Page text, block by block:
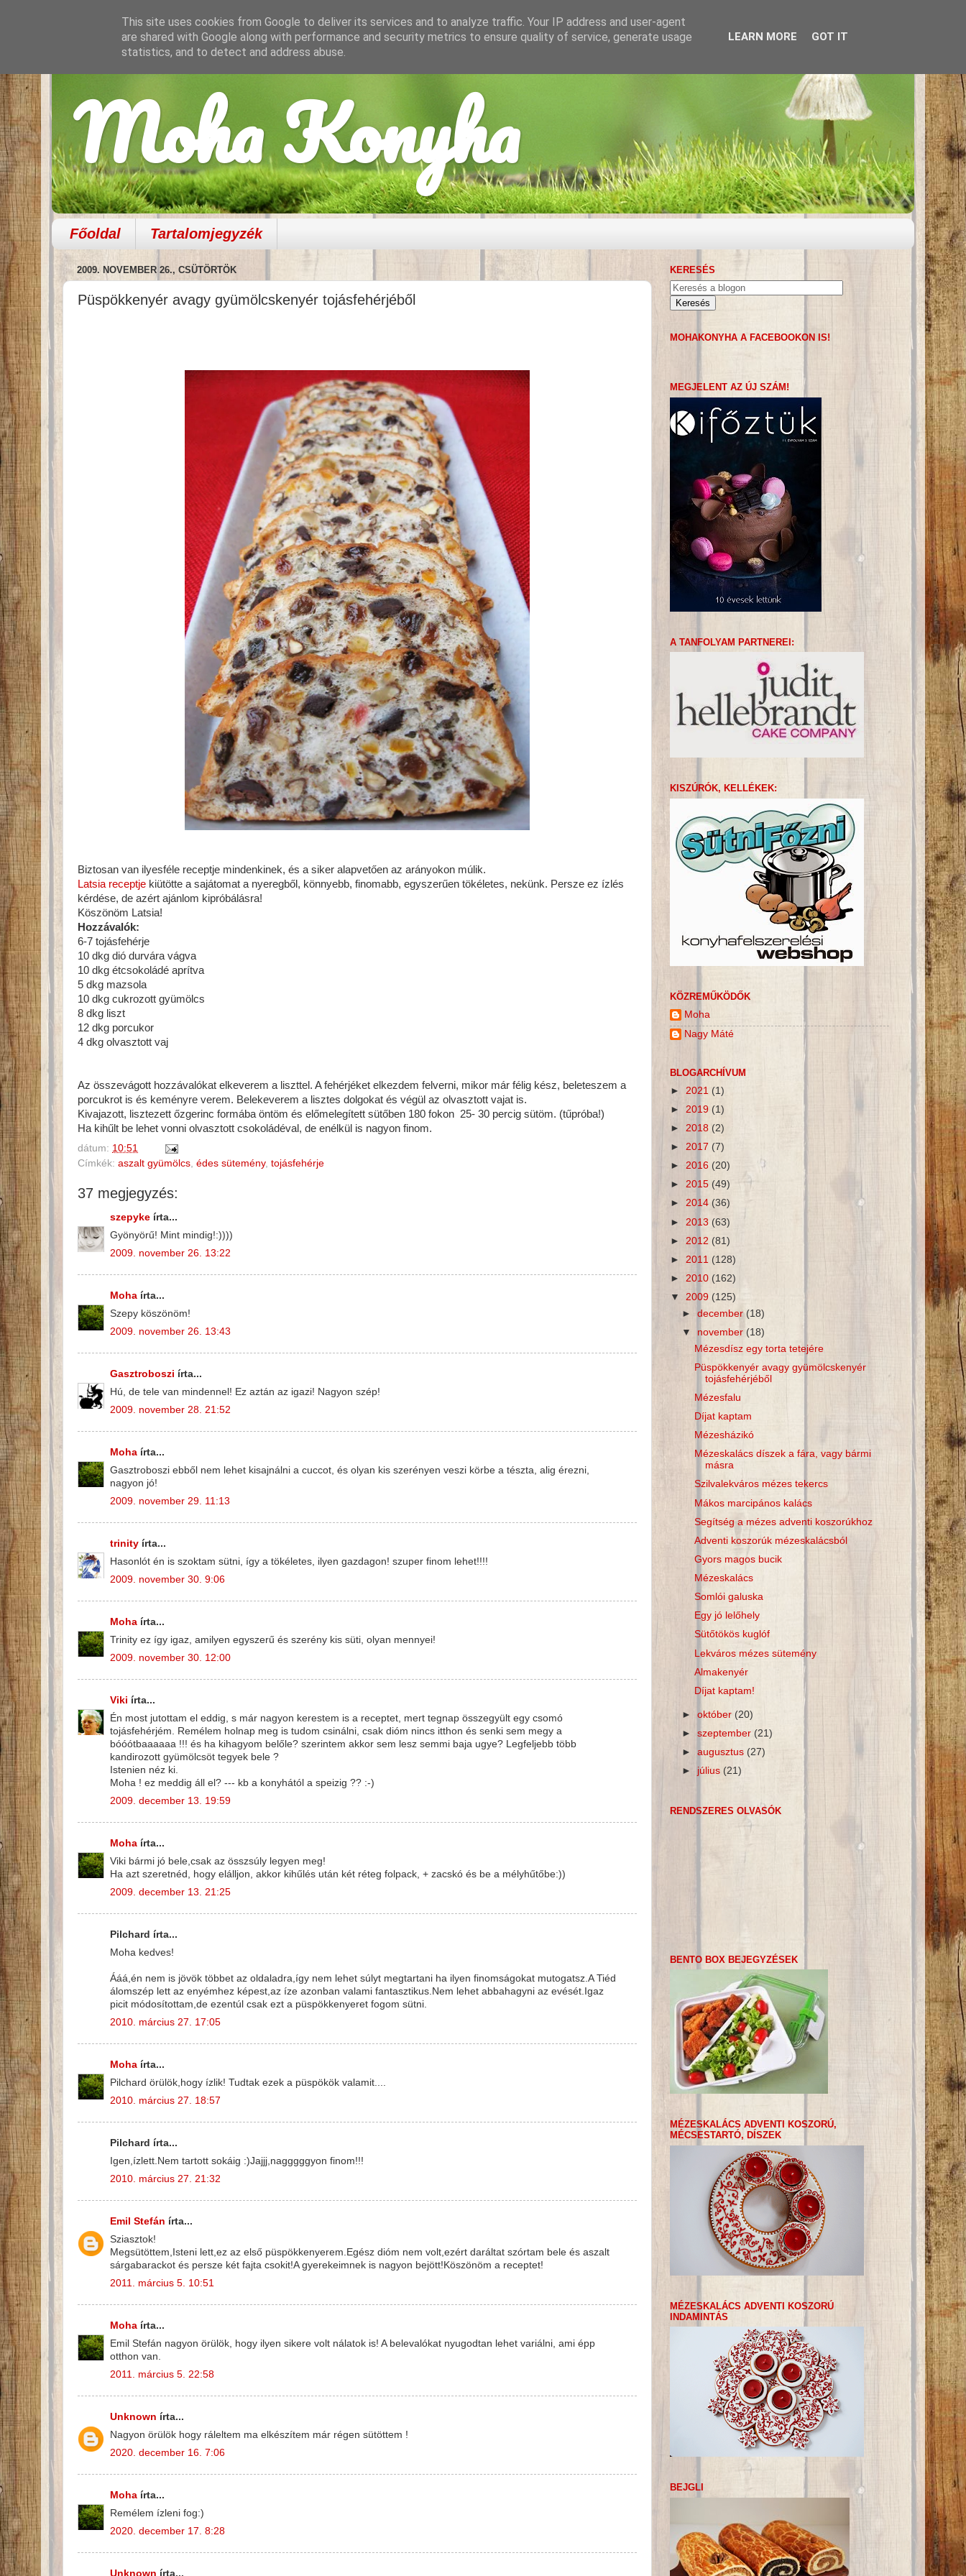
Moha Konyha
Főoldal Tartalomjegyzék
2009. NOVEMBER 26., CSÜTÖRTÖK
Püspökkenyér avagy gyümölcskenyér tojásfehérjéből
Biztosan van ilyesféle receptje mindenkinek, és a siker alapvetően az arányokon múlik.
Latsia receptje kiütötte a sajátomat a nyeregből, könnyebb, finomabb, egyszerűen tökéletes, nekünk. Persze ez ízlés
kérdése, de azért ajánlom kipróbálásra!
Köszönöm Latsia!
Hozzávalók:
6-7 tojásfehérje
10 dkg dió durvára vágva
10 dkg étcsokoládé aprítva
5 dkg mazsola
10 dkg cukrozott gyümölcs
8 dkg liszt
12 dkg porcukor
4 dkg olvasztott vaj
Az összevágott hozzávalókat elkeverem a liszttel. A fehérjéket elkezdem felverni, mikor már félig kész, beleteszem a
porcukrot is és keményre verem. Belekeverem a lisztes dolgokat és végül az olvasztott vajat is.
Kivajazott, lisztezett őzgerinc formába öntöm és előmelegített sütőben 180 fokon 25- 30 percig sütöm. (tűpróba!)
Ha kihűlt be lehet vonni olvasztott csokoládéval, de enélkül is nagyon finom.
dátum: 10:51
Címkék: aszalt gyümölcs édes sütemény, tojásfehérje
37 megjegyzés:
szepyke írta...
Gyönyörű! Mint mindig!:))))
2009. november 26. 13:22
Moha írta...
Szepy köszönöm!
2009. november 26. 13:43
Gasztroboszi írta...
Hú, de tele van mindennel! Ez aztán az igazi! Nagyon szép!
2009. november 28. 21:52
Moha írta...
Gasztroboszi ebből nem lehet kisajnálni a cuccot, és olyan kis szerényen veszi körbe a tészta, alig érezni,
nagyon jó!
2009. november 29. 11:13
trinity írta...
Hasonlót én is szoktam sütni, így a tökéletes, ilyen gazdagon! szuper finom lehet!!!!
2009. november 30. 9:06
Moha írta...
Trinity ez így igaz, amilyen egyszerű és szerény kis süti, olyan mennyei!
2009. november 30. 12:00
Viki írta...
Én most jutottam el eddig, s már nagyon kerestem is a receptet, mert tegnap összegyült egy csomó
tojásfehérjém. Remélem holnap meg is tudom csinálni, csak dióm nincs itthon és senki sem megy a
bóóótbaaaaaa !!! és ha kihagyom belőle? szerintem akkor sem lesz semmi baja ugye? Legfeljebb több
kandirozott gyümölcsöt tegyek bele ?
Istenien néz ki.
Moha ! ez meddig áll el? --- kb a konyhától a speizig ?? :-)
2009. december 13. 19:59
Moha írta...
Viki bármi jó bele,csak az összsúly legyen meg!
Ha azt szeretnéd, hogy elálljon, akkor kihűlés után két réteg folpack, + zacskó és be a mélyhűtőbe:))
2009. december 13. 21:25
Pilchard írta...
Moha kedves!
Ááá,én nem is jövök többet az oldaladra,így nem lehet súlyt megtartani ha ilyen finomságokat mutogatsz.A Tiéd
álomszép lett az enyémhez képest,az íze azonban valami fantasztikus.Nem lehet abbahagyni az evését.Igaz
picit módosítottam,de ezentúl csak ezt a püspökkenyeret fogom sütni.
2010. március 27. 17:05
Moha írta...
Pilchard örülök,hogy ízlik! Tudtak ezek a püspökök valamit....
2010. március 27. 18:57
Pilchard írta...
Igen,ízlett.Nem tartott sokáig :)Jajjj,nagggggyon finom!!!
2010. március 27. 21:32
Emil Stefán írta...
Sziasztok!
Megsütöttem,Isteni lett,ez az első püspökkenyerem.Egész dióm nem volt,ezért daráltat szórtam bele és aszalt
sárgabarackot és persze két fajta csokit!A gyerekeimnek is nagyon bejött!Köszönöm a receptet!
2011. március 5. 10:51
Moha írta...
Emil Stefán nagyon örülök, hogy ilyen sikere volt nálatok is! A belevalókat nyugodtan lehet variálni, ami épp
otthon van.
2011. március 5. 22:58
Unknown írta...
Nagyon örülök hogy ráleltem ma elkészítem már régen sütöttem !
2020. december 16. 7:06
Moha írta...
Remélem ízleni fog:)
2020. december 17. 8:28
Unknown írta...
KERESÉS
MOHAKONYHA A FACEBOOKON IS!
MEGJELENT AZ ÚJ SZÁM!
A TANFOLYAM PARTNEREI:
KISZÚRÓK, KELLÉKEK:
KÖZREMŰKÖDŐK
Moha
Nagy Máté
BLOGARCHÍVUM
► 2021 (1)
► 2019 (1)
► 2018 (2)
► 2017 (7)
► 2016 (20)
► 2015 (49)
► 2014 (36)
► 2013 (63)
► 2012 (81)
► 2011 (128)
► 2010 (162)
▼ 2009 (125)
►december (18)
▼ november(18)
Mézesdísz egy torta tetejére
Püspökkenyér avagy gyümölcskenyér
tojásfehérjéből
Mézesfalu
Díjat kaptam
Mézesházikó
Mézeskalács díszek a fára, vagy bármi
másra
Szilvalekváros mézes tekercs
Mákos marcipános kalács
Segítség a mézes adventi koszorúkhoz
Adventi koszorúk mézeskalácsból
Gyors magos bucik
Mézeskalács
Somlói galuska
Egy jó lelőhely
Sütőtökös kuglóf
Lekváros mézes sütemény
Almakenyér
Díjat kaptam!
►október (20)
►szeptember(21)
►augusztus (27)
► július (21)
RENDSZERES OLVASÓK
BENTO BOX BEJEGYZÉSEK
MÉZESKALÁCS ADVENTI KOSZORÚ,
MÉCSESTARTÓ, DÍSZEK
MÉZESKALÁCS ADVENTI KOSZORÚ
INDAMINTÁS
BEJGLI
This site uses cookies from Google to deliver its services and to analyze traffic. Your IP address and user-agent
are shared with Google along with performance and security metrics to ensure quality of service, generate usage
statistics, and to detect and address abuse.
LEARN MORE GOT IT